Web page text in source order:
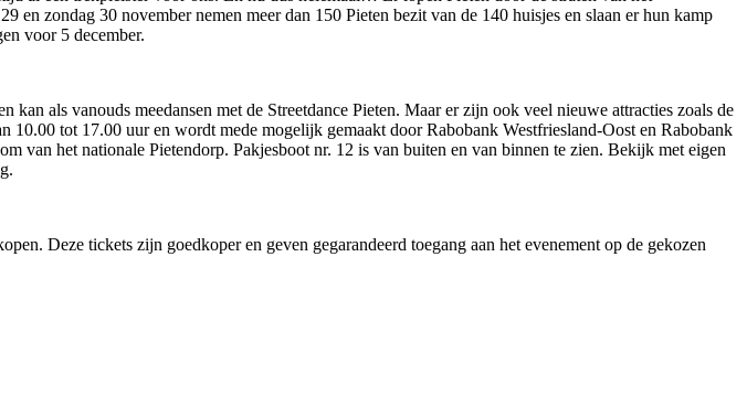
zondag 30 november nemen meer dan 150 Pieten bezit van de 140 huisjes en slaan er hun kamp
voor 5 december.
als vanouds meedansen met de Streetdance Pieten. Maar er zijn ook veel nieuwe attracties zoals de
10.00 tot 17.00 uur en wordt mede mogelijk gemaakt door Rabobank Westfriesland-Oost en Rabobank
van het nationale Pietendorp. Pakjesboot nr. 12 is van buiten en van binnen te zien. Bekijk met eigen
Deze tickets zijn goedkoper en geven gegarandeerd toegang aan het evenement op de gekozen